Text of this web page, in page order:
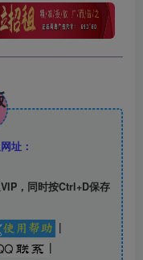
址：
，同时按Ctrl+D保存
|
|